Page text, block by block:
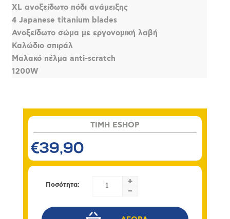
XL ανοξείδωτο πόδι ανάμειξης
4 Japanese titanium blades
Ανοξείδωτο σώμα με εργονομική λαβή
Καλώδιο σπιράλ
Μαλακό πέλμα anti-scratch
1200W
TIMH ESHOP
€39,90
Ποσότητα:
+
-